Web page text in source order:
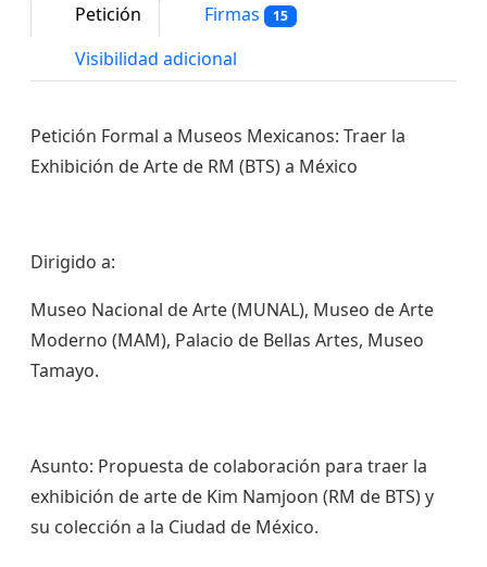
Petición Firmas 15
Visibilidad adicional
Petición Formal a Museos Mexicanos: Traer la
Exhibición de Arte de RM (BTS) a México
​Dirigido a:
​Museo Nacional de Arte (MUNAL), Museo de Arte
Moderno (MAM), Palacio de Bellas Artes, Museo
Tamayo.
​Asunto: Propuesta de colaboración para traer la
exhibición de arte de Kim Namjoon (RM de BTS) y
su colección a la Ciudad de México.